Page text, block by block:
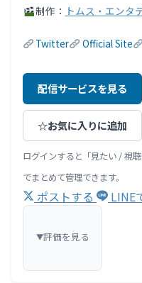
制作： トムス・エンタ
Twitter Official Site
配信サービスを見る
☆お気に入りに追加
ログインすると「見たい / 視
でまとめて管理できます。
ポストする LINE
▼評価を見る